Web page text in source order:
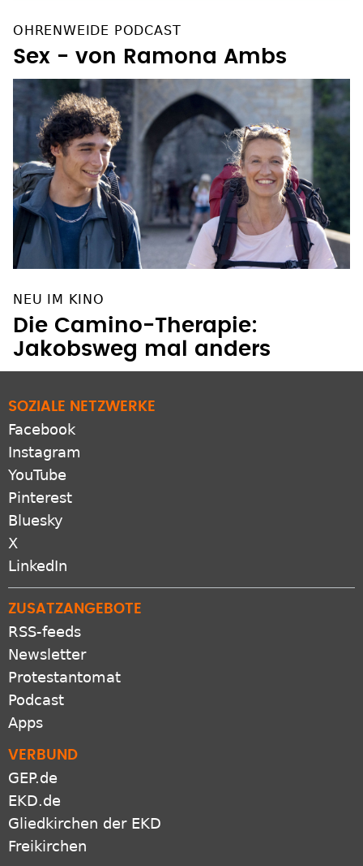
OHRENWEIDE PODCAST
Sex - von Ramona Ambs
NEU IM KINO
Die Camino-Therapie:
Jakobsweg mal anders
SOZIALE NETZWERKE
Facebook
Instagram
YouTube
Pinterest
Bluesky
X
LinkedIn
ZUSATZANGEBOTE
RSS-feeds
Newsletter
Protestantomat
Podcast
Apps
VERBUND
GEP.de
EKD.de
Gliedkirchen der EKD
Freikirchen